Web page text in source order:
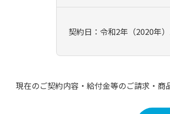
契約日：令和2年（2020年
現在のご契約内容・給付金等のご請求・商